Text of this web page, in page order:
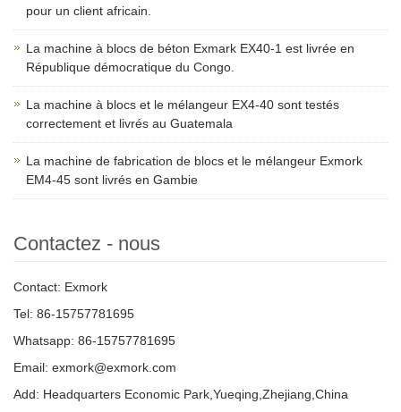
pour un client africain.
La machine à blocs de béton Exmark EX40-1 est livrée en
République démocratique du Congo.
La machine à blocs et le mélangeur EX4-40 sont testés
correctement et livrés au Guatemala
La machine de fabrication de blocs et le mélangeur Exmork
EM4-45 sont livrés en Gambie
Contactez - nous
Contact: Exmork
Tel: 86-15757781695
Whatsapp: 86-15757781695
Email: exmork@exmork.com
Add: Headquarters Economic Park,Yueqing,Zhejiang,China